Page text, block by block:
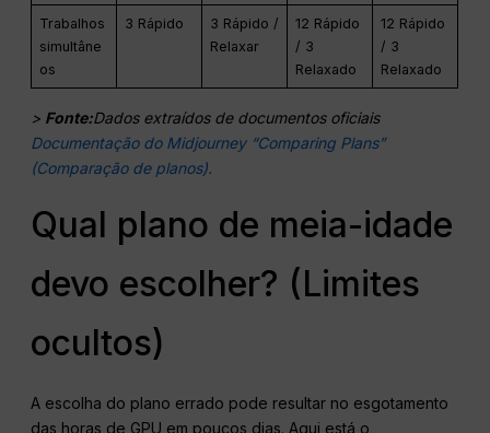
Trabalhos
simultâne
os
3 Rápido
3 Rápido /
Relaxar
12 Rápido
/ 3
Relaxado
12 Rápido
/ 3
Relaxado
> Fonte:Dados extraídos de documentos oficiais
Documentação do Midjourney “Comparing Plans”
(Comparação de planos).
Qual plano de meia-idade
devo escolher? (Limites
ocultos)
A escolha do plano errado pode resultar no esgotamento
das horas de GPU em poucos dias. Aqui está o